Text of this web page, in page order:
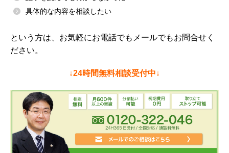
具体的な内容を相談したい
という方は、お気軽にお電話でもメールでもお問合せく
ださい。
↓24時間無料相談受付中↓